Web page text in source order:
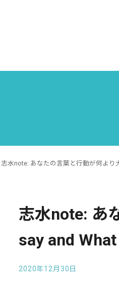
志水note: あなたの言葉と行動が何より
志水note: あ
say and
2020年12月30日